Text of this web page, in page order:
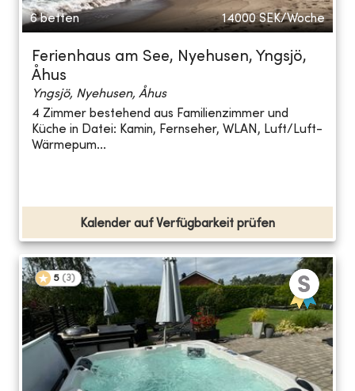
6 betten 14000 SEK/Woche
Ferienhaus am See, Nyehusen, Yngsjö,
Åhus
Yngsjö, Nyehusen, Åhus
4 Zimmer bestehend aus Familienzimmer und
Küche in Datei: Kamin, Fernseher, WLAN, Luft/Luft-
Wärmepum...
Kalender auf Verfügbarkeit prüfen
5 (3)